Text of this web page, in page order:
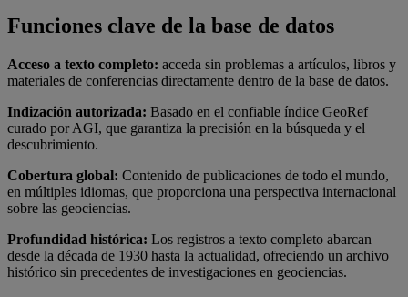
Funciones clave de la base de datos
Acceso a texto completo: acceda sin problemas a artículos, libros y
materiales de conferencias directamente dentro de la base de datos.
Indización autorizada: Basado en el confiable índice GeoRef
curado por AGI, que garantiza la precisión en la búsqueda y el
descubrimiento.
Cobertura global: Contenido de publicaciones de todo el mundo,
en múltiples idiomas, que proporciona una perspectiva internacional
sobre las geociencias.
Profundidad histórica: Los registros a texto completo abarcan
desde la década de 1930 hasta la actualidad, ofreciendo un archivo
histórico sin precedentes de investigaciones en geociencias.